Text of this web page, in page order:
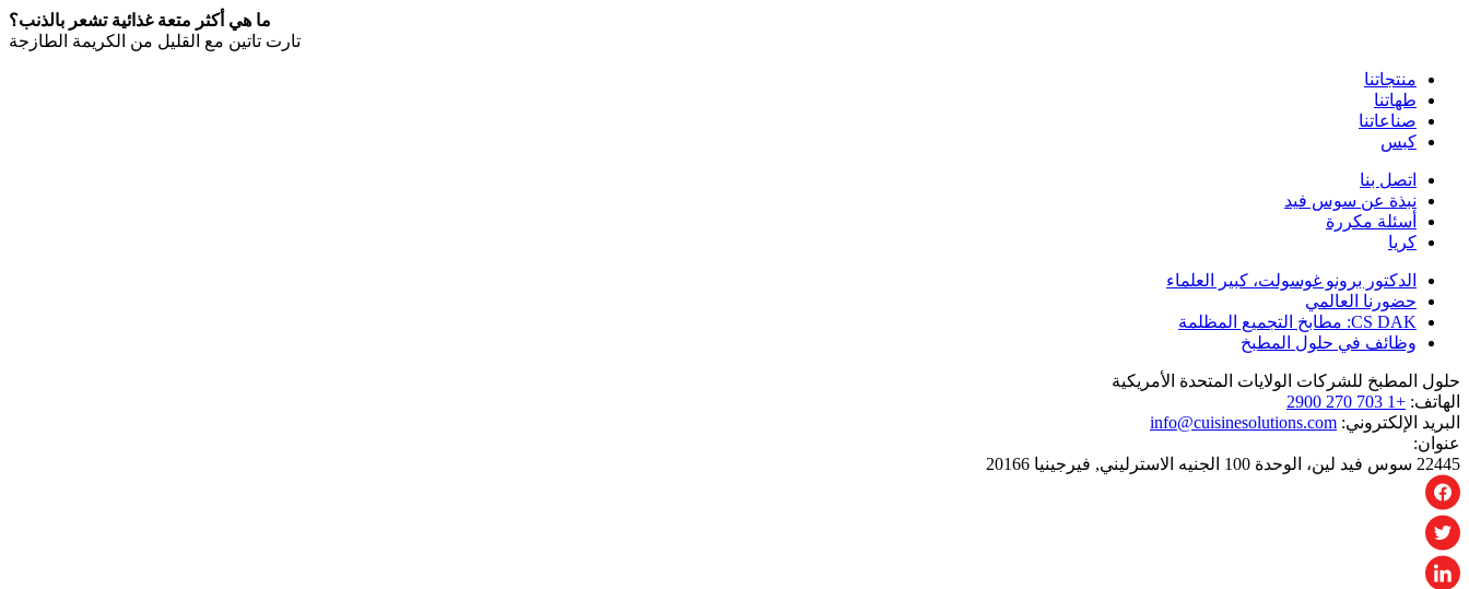
ما هي أكثر متعة غذائية تشعر بالذنب؟
تارت تاتين مع القليل من الكريمة الطازجة
منتجاتنا
طهاتنا
صناعاتنا
كبس
اتصل بنا
نبذة عن سوس فيد
أسئلة مكررة
كريا
الدكتور برونو غوسولت، كبير العلماء
حضورنا العالمي
CS DAK: مطابخ التجميع المظلمة
وظائف في حلول المطبخ
حلول المطبخ للشركات الولايات المتحدة الأمريكية
الهاتف: +1 703 270 2900
البريد الإلكتروني: info@cuisinesolutions.com
عنوان:
22445 سوس فيد لين، الوحدة 100 الجنيه الاسترليني, فيرجينيا 20166